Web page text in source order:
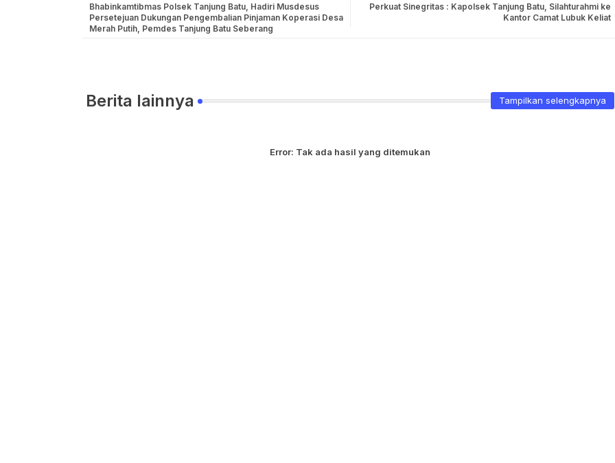
Perkuat Sinegritas : Kapolsek Tanjung Batu, Silahturahmi ke
Kantor Camat Lubuk Keliat
Bhabinkamtibmas Polsek Tanjung Batu, Hadiri Musdesus
Persetejuan Dukungan Pengembalian Pinjaman Koperasi Desa
Merah Putih, Pemdes Tanjung Batu Seberang
Berita lainnya Tampilkan selengkapnya
Error: Tak ada hasil yang ditemukan